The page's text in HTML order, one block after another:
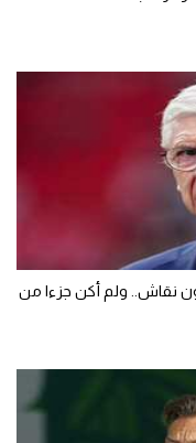
نقاش.. ولم أكن جزءا من